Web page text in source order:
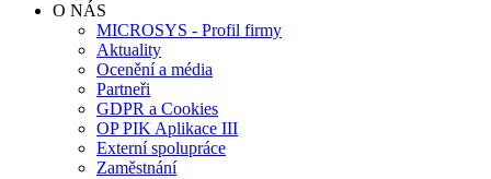
O NÁS
MICROSYS - Profil firmy
Aktuality
Ocenění a média
Partneři
GDPR a Cookies
OP PIK Aplikace III
Externí spolupráce
Zaměstnání